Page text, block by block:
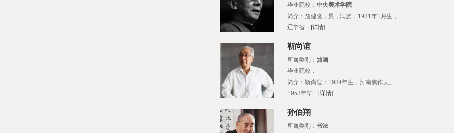
毕业院校： 中央美术学院
简介：詹建俊，男，满族，1931年1月生，
辽宁省... [详情]
靳尚谊
所属类别： 油画
毕业院校：
简介：靳尚谊：1934年生，河南焦作人。
1953年毕... [详情]
孙伯翔
所属类别： 书法